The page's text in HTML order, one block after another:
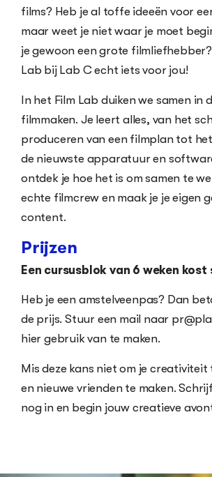
films? Heb je al toffe ideeën voor
maar weet je niet waar je moet
je gewoon een grote
Lab bij Lab C echt iets voor jou!
In het Film Lab duiken we samen in
filmmaken. Je leert alles, van het
produceren van een filmplan tot
de nieuwste apparatuur en
ontdek je hoe het is om samen te
echte filmcrew en maak je je eigen
content.
Prijzen
Een cursusblok van 6 weken
Heb je een amstelveenpas? Dan
de prijs. Stuur een mail naar
hier gebruik van te maken.
Mis deze kans niet om je
en nieuwe vrienden te maken.
nog in en begin jouw creatieve